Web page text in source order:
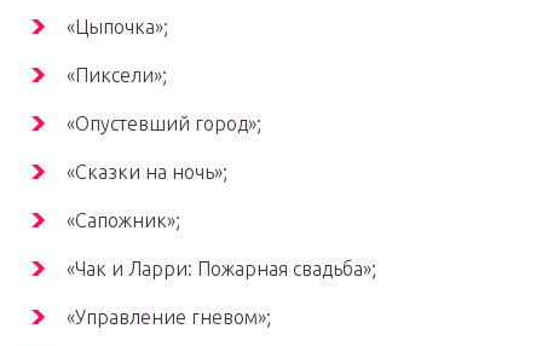
«Цыпочка»;
«Пиксели»;
«Опустевший город»;
«Сказки на ночь»;
«Сапожник»;
«Чак и Ларри: Пожарная свадьба»;
«Управление гневом»;